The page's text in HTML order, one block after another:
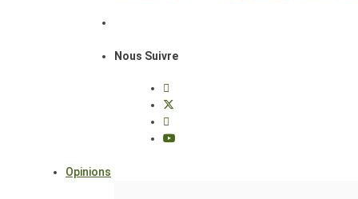
Nous Suivre
Opinions